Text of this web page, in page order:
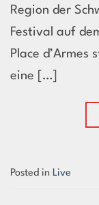
Region der
Festival auf
Place
eine […]
Posted in Live